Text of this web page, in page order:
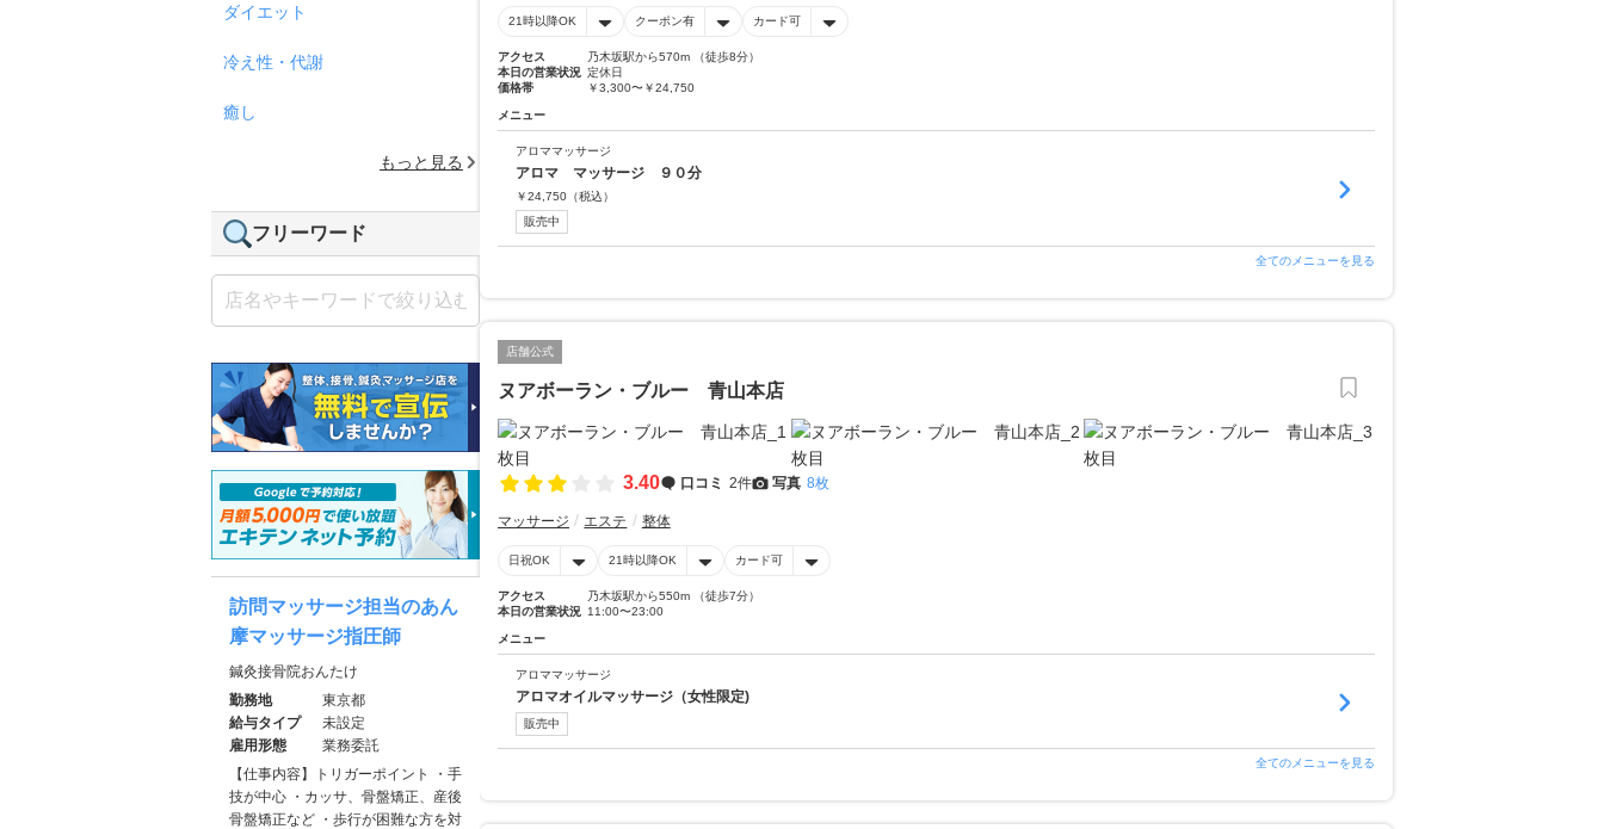
21時以降OK クーポン有 カード可
アクセス
乃木坂駅から570m （徒歩8分）
本日の営業状況 定休日
価格帯
￥3,300〜￥24,750
メニュー
アロママッサージ
アロマ マッサージ ９０分
￥24,750 （税込）
販売中
全てのメニューを見る
店舗公式
ヌアボーラン・ブルー 青山本店
3.40 口コミ 2件 写真 8枚
マッサージ エステ 整体
日祝OK 21時以降OK カード可
アクセス
乃木坂駅から550m （徒歩7分）
本日の営業状況 11:00〜23:00
メニュー
アロママッサージ
アロマオイルマッサージ（女性限定)
販売中
全てのメニューを見る
ダイエット
冷え性・代謝
癒し
もっと見る
フリーワード
訪問マッサージ担当のあん
摩マッサージ指圧師
鍼灸接骨院おんたけ
勤務地
東京都
給与タイプ
未設定
雇用形態
業務委託
【仕事内容】トリガーポイント ・手
技が中心 ・カッサ、骨盤矯正、産後
骨盤矯正など ・歩行が困難な方を対